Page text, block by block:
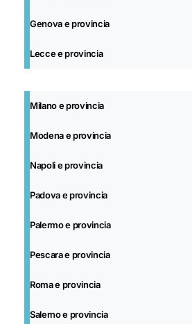
Genova e provincia
Lecce e provincia
Milano e provincia
Modena e provincia
Napoli e provincia
Padova e provincia
Palermo e provincia
Pescara e provincia
Roma e provincia
Salerno e provincia